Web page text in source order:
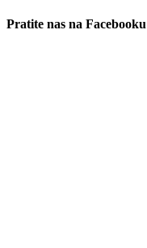
Pratite nas na Facebooku